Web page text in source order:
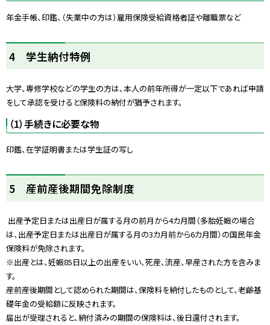
年金手帳、印鑑、（失業中の方は）雇用保険受給資格者証や離職票など
に
戻
る
4 学生納付特例
大学、専修学校などの学生の方は、本人の前年所得が一定以下であれば申請
をして承認を受けると保険料の納付が猶予されます。
（1）手続きに必要な物
印鑑、在学証明書または学生証の写し
ッ
に
戻
る
5 産前産後期間免除制度
出産予定日または出産日が属する月の前月から4カ月間（多胎妊娠の場合
は、出産予定日または出産日が属する月の3カ月前から6カ月間）の国民年金
保険料が免除されます。
※出産とは、妊娠85日以上の出産をいい、死産、流産、早産された方を含みま
す。
産前産後期間として認められた期間は、保険料を納付したものとして、老齢基
礎年金の受給額に反映されます。
届出が受理されると、納付済みの期間の保険料は、後日還付されます。